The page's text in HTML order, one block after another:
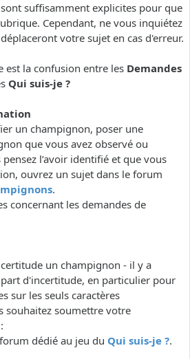
suffisamment explicites pour que
Cependant, ne vous inquiétez
votre sujet en cas d'erreur.
est la confusion entre les Demandes
Qui suis-je ?
un champignon, poser une
que vous avez observé ou
l’avoir identifié et que vous
ouvrez un sujet dans le forum
.
concernant les demandes de
un champignon - il y a
d'incertitude, en particulier pour
sur les seuls caractères
souhaitez soumettre votre
dédié au jeu du Qui suis-je ?.